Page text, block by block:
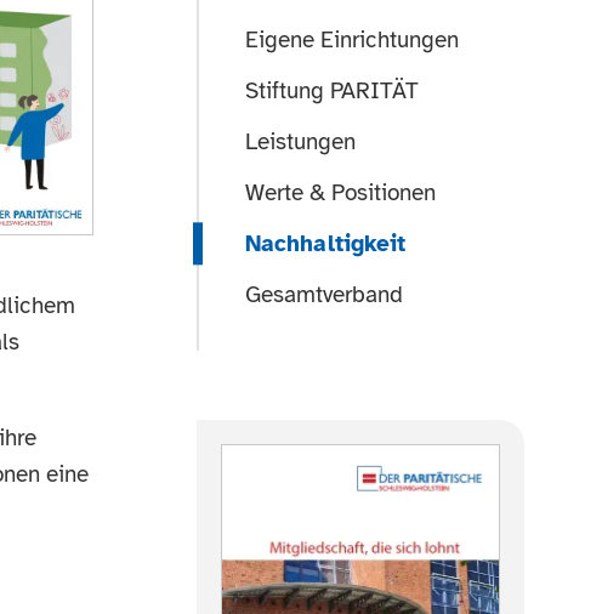
eine
Eigene Einrichtungen
Stiftung PARITÄT
Leistungen
Werte & Positionen
Nachhaltigkeit
Gesamtverband